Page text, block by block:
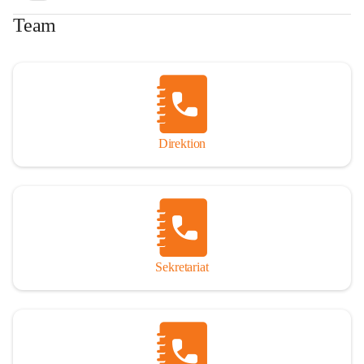
Team
Direktion
Sekretariat